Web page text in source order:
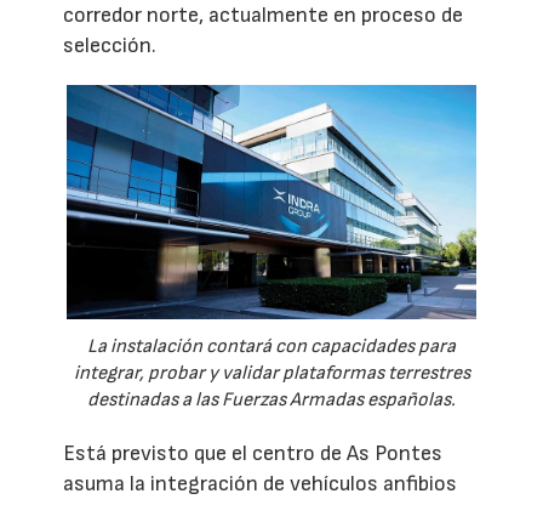
corredor norte, actualmente en proceso de
selección.
La instalación contará con capacidades para
integrar, probar y validar plataformas terrestres
destinadas a las Fuerzas Armadas españolas.
Está previsto que el centro de As Pontes
asuma la integración de vehículos anfibios